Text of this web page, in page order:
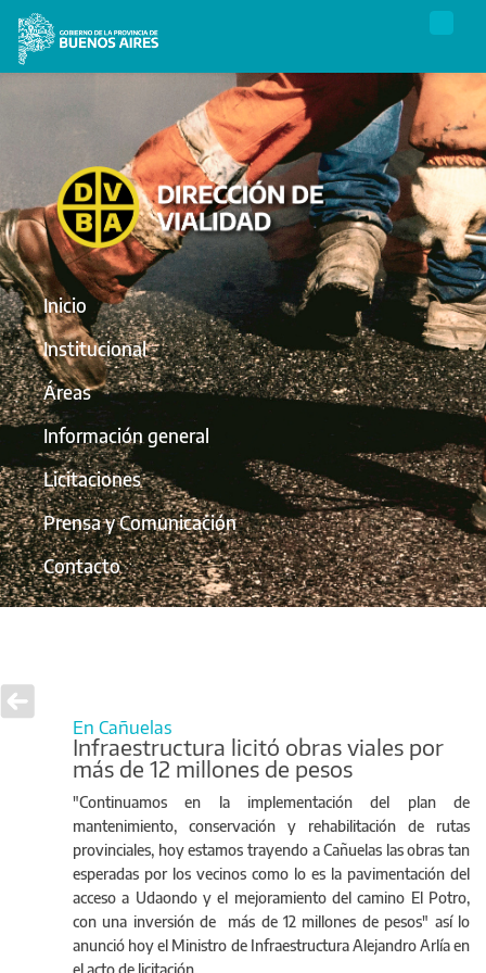
Inicio
Institucional
Áreas
Información general
Licitaciones
Prensa y Comunicación
Contacto
En Cañuelas
Infraestructura licitó obras viales por
más de 12 millones de pesos
"Continuamos en la implementación del plan de
mantenimiento, conservación y rehabilitación de rutas
provinciales, hoy estamos trayendo a Cañuelas las obras tan
esperadas por los vecinos como lo es la pavimentación del
acceso a Udaondo y el mejoramiento del camino El Potro,
con una inversión de más de 12 millones de pesos" así lo
anunció hoy el Ministro de Infraestructura Alejandro Arlía en
el acto de licitación.